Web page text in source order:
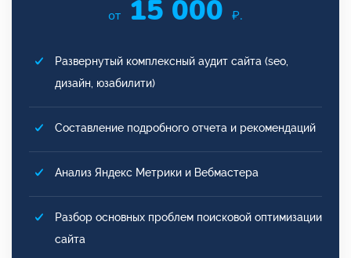
от 15 000 ₽.
Развернутый комплексный аудит сайта (seo,
дизайн, юзабилити)
Составление подробного отчета и рекомендаций
Анализ Яндекс Метрики и Вебмастера
Разбор основных проблем поисковой оптимизации
сайта